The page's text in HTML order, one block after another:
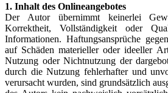
1. Inhalt des Onlineangebotes
Der Autor übernimmt keinerlei
Korrektheit, Vollständigkeit oder
Informationen. Haftungsansprüche
auf Schäden materieller oder ideeller
Nutzung oder Nichtnutzung der
durch die Nutzung fehlerhafter und
verursacht wurden, sind grundsätzlich